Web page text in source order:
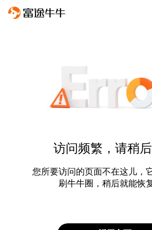
访问频繁，请稍
您所要访问的页面不在这儿，
刷牛牛圈，稍后就能恢